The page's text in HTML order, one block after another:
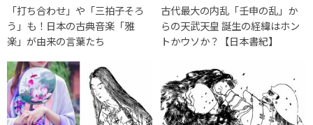
「打ち合わせ」や「三拍子そろ
う」も！日本の古典音楽「雅
楽」が由来の言葉たち
古代最大の内乱「壬申の乱」か
らの天武天皇 誕生の経緯はホン
トかウソか？【日本書紀】